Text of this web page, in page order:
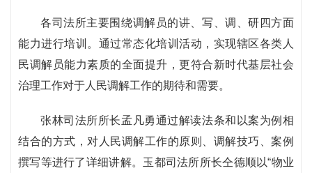
各司法所主要围绕调解员的讲、写、调、研四方面
能力进行培训。通过常态化培训活动，实现辖区各类人
民调解员能力素质的全面提升，更符合新时代基层社会
治理工作对于人民调解工作的期待和需要。
张林司法所所长孟凡勇通过解读法条和以案为例相
结合的方式，对人民调解工作的原则、调解技巧、案例
撰写等进行了详细讲解。玉都司法所所长仝德顺以“物业